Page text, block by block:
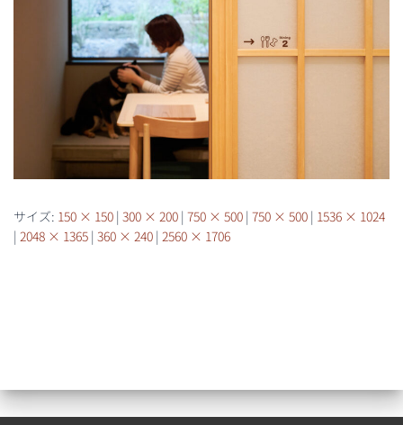
サイズ: 150 × 150 | 300 × 200 | 750 × 500 | 750 × 500 | 1536 × 1024
| 2048 × 1365 | 360 × 240 | 2560 × 1706